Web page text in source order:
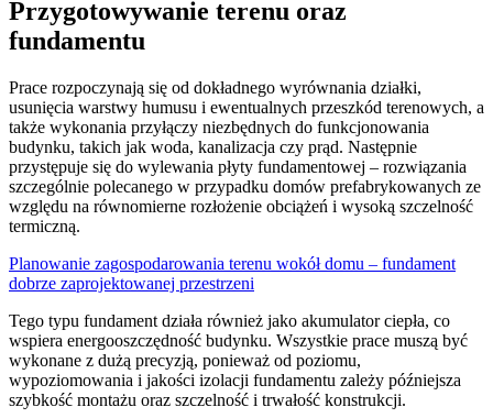
Przygotowywanie terenu oraz
fundamentu
Prace rozpoczynają się od dokładnego wyrównania działki,
usunięcia warstwy humusu i ewentualnych przeszkód terenowych, a
także wykonania przyłączy niezbędnych do funkcjonowania
budynku, takich jak woda, kanalizacja czy prąd. Następnie
przystępuje się do wylewania płyty fundamentowej – rozwiązania
szczególnie polecanego w przypadku domów prefabrykowanych ze
względu na równomierne rozłożenie obciążeń i wysoką szczelność
termiczną.
Planowanie zagospodarowania terenu wokół domu – fundament
dobrze zaprojektowanej przestrzeni
Tego typu fundament działa również jako akumulator ciepła, co
wspiera energooszczędność budynku. Wszystkie prace muszą być
wykonane z dużą precyzją, ponieważ od poziomu,
wypoziomowania i jakości izolacji fundamentu zależy późniejsza
szybkość montażu oraz szczelność i trwałość konstrukcji.